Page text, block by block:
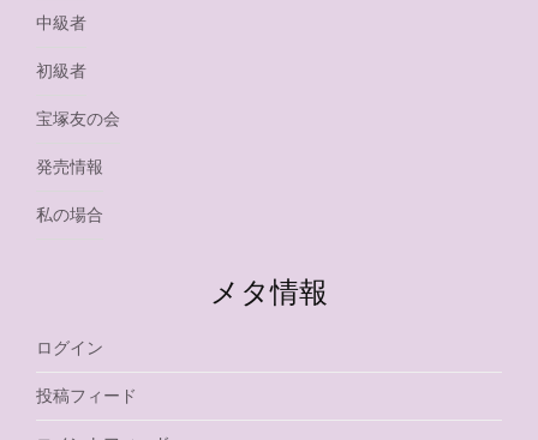
中級者
初級者
宝塚友の会
発売情報
私の場合
メタ情報
ログイン
投稿フィード